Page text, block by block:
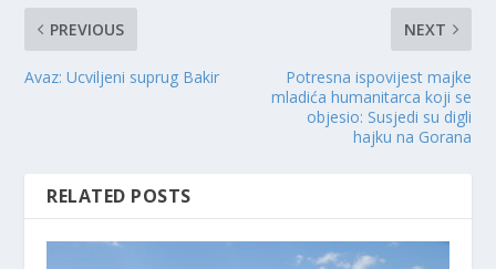
PREVIOUS
Avaz: Ucviljeni suprug Bakir
NEXT
Potresna ispovijest majke
mladića humanitarca koji se
objesio: Susjedi su digli
hajku na Gorana
RELATED POSTS